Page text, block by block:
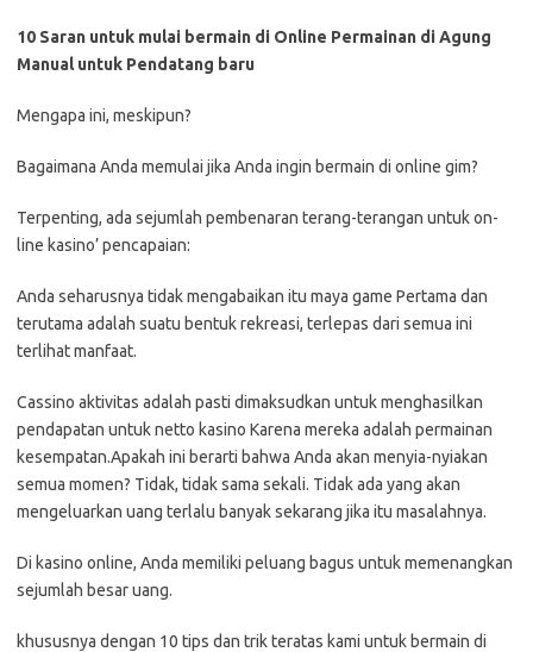
10 Saran untuk mulai bermain di Online Permainan di Agung
Manual untuk Pendatang baru
Mengapa ini, meskipun?
Bagaimana Anda memulai jika Anda ingin bermain di online gim?
Terpenting, ada sejumlah pembenaran terang-terangan untuk on-
line kasino’ pencapaian:
Anda seharusnya tidak mengabaikan itu maya game Pertama dan
terutama adalah suatu bentuk rekreasi, terlepas dari semua ini
terlihat manfaat.
Cassino aktivitas adalah pasti dimaksudkan untuk menghasilkan
pendapatan untuk netto kasino Karena mereka adalah permainan
kesempatan.Apakah ini berarti bahwa Anda akan menyia-nyiakan
semua momen? Tidak, tidak sama sekali. Tidak ada yang akan
mengeluarkan uang terlalu banyak sekarang jika itu masalahnya.
Di kasino online, Anda memiliki peluang bagus untuk memenangkan
sejumlah besar uang.
khususnya dengan 10 tips dan trik teratas kami untuk bermain di